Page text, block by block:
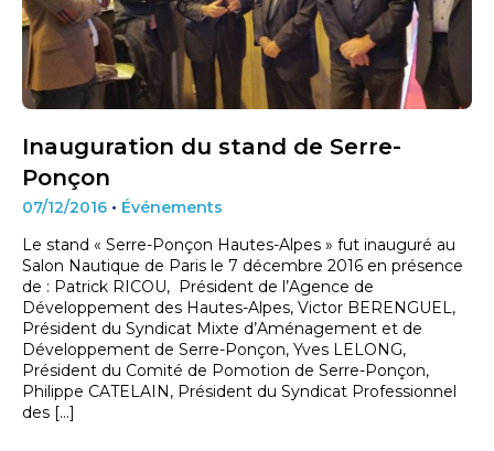
Inauguration du stand de Serre-
Ponçon
07/12/2016 • Événements
Le stand « Serre-Ponçon Hautes-Alpes » fut inauguré au
Salon Nautique de Paris le 7 décembre 2016 en présence
de : Patrick RICOU, Président de l’Agence de
Développement des Hautes-Alpes, Victor BERENGUEL,
Président du Syndicat Mixte d’Aménagement et de
Développement de Serre-Ponçon, Yves LELONG,
Président du Comité de Pomotion de Serre-Ponçon,
Philippe CATELAIN, Président du Syndicat Professionnel
des […]